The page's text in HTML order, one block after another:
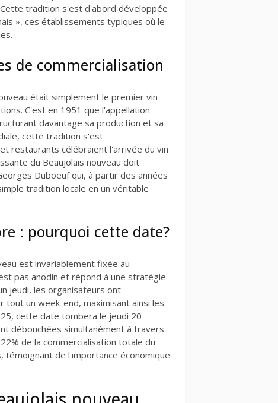
tradition s'est d'abord développée
», ces établissements typiques où le
de commercialisation
était simplement le premier vin
C'est en 1951 que l'appellation
davantage sa production et sa
cette tradition s'est
restaurants célébraient l'arrivée du vin
du Beaujolais nouveau doit
Duboeuf qui, à partir des années
tradition locale en un véritable
: pourquoi cette date?
est invariablement fixée au
pas anodin et répond à une stratégie
jeudi, les organisateurs ont
un week-end, maximisant ainsi les
cette date tombera le jeudi 20
débouchées simultanément à travers
de la commercialisation totale du
témoignant de l'importance économique